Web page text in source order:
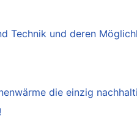
Technik und deren
die einzig